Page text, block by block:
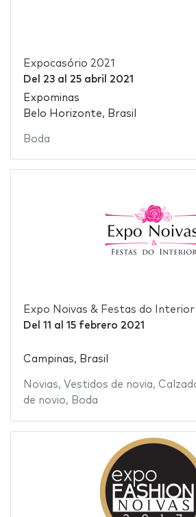
Expocasório 2021
Del 23al 25 abril 2021
Expominas
Belo Horizonte, Brasil
Boda
Expo Noivas & Festas do Interior
Del 11 al 15 febrero 2021
Campinas, Brasil
Novias, Vestidos de novia,
de novio, Boda